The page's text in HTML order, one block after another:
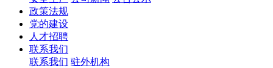
政策法规
党的建设
人才招聘
联系我们
联系我们 驻外机构